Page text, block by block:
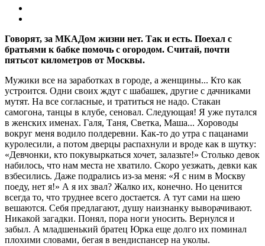
Говорят, за МКАДом жизни нет. Так и есть. Поехал с
братьями к бабке помочь с огородом. Считай, почти
пятьсот километров от Москвы.
Мужики все на заработках в городе, а женщины... Кто как
устроится. Одни своих ждут с шабашек, другие с дачниками
мутят. На все согласные, и тратиться не надо. Стакан
самогона, танцы в клубе, сеновал. Следующая! Я уже путался
в женских именах. Галя, Таня, Светка, Маша... Хороводы
вокруг меня водило полдеревни. Как-то до утра с пацанами
куролесили, а потом дверцы распахнули и вроде как в шутку:
«Девчонки, кто покувыркаться хочет, залазьте!» Столько девок
набилось, что нам места не хватило. Скоро уезжать, девки как
взбесились. Даже подрались из-за меня: «Я с ним в Москву
поеду, нет я!» А я их звал? Жалко их, конечно. Но ценится
всегда то, что труднее всего достается. А тут сами на шею
вешаются. Себя предлагают, душу наизнанку выворачивают.
Никакой загадки. Понял, пора ноги уносить. Вернулся и
забыл. А младшенький братец Юрка еще долго их поминал
плохими словами, бегая в вендиспансер на уколы.